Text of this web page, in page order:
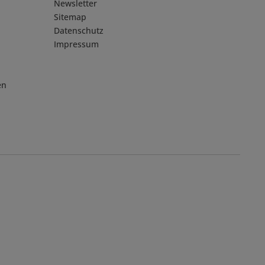
Newsletter
Sitemap
Datenschutz
Impressum